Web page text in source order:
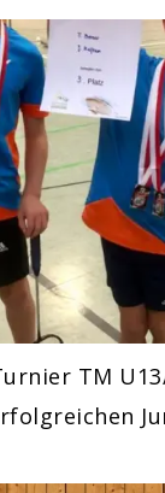
TM